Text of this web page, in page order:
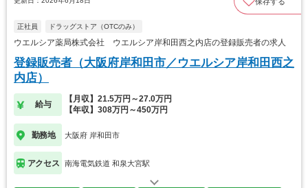
正社員 ドラッグストア（OTCのみ）
ウエルシア薬局株式会社 ウエルシア岸和田西之内店の登録販売者の求人
登録販売者（大阪府岸和田市／ウエルシア岸和田西之
内店）
給与
【月収】21.5万円～27.0万円
【年収】308万円～450万円
勤務地 大阪府 岸和田市
アクセス 南海電気鉄道 和泉大宮駅